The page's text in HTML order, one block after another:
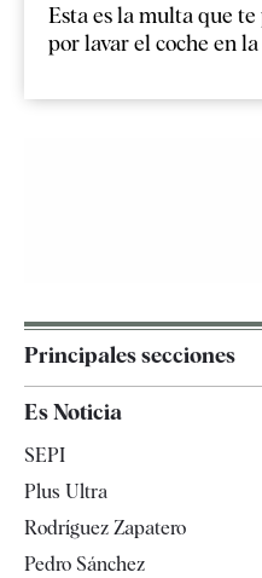
Esta es la multa que
por lavar el coche en
Principales secciones
España
Televisión
Es Noticia
SEPI
Plus Ultra
Rodríguez Zapatero
Pedro Sánchez